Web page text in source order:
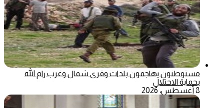
مستوطنون يهاجمون بلدات وقرى شمال وغرب رام الله
بحماية الاحتلال
8 أغسطس، 2026